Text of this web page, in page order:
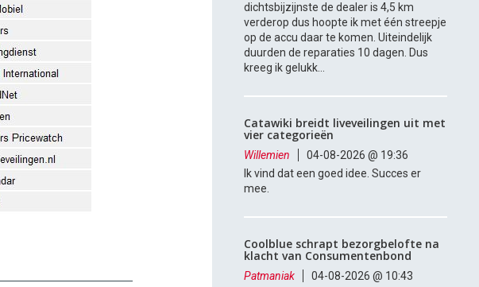
dichtsbijzijnste de dealer is 4,5 km
verderop dus hoopte ik met één streepje
op de accu daar te komen. Uiteindelijk
duurden de reparaties 10 dagen. Dus
kreeg ik gelukk...
Catawiki breidt liveveilingen uit met
vier categorieën
Willemien
04-08-2026 @ 19:36
Ik vind dat een goed idee. Succes er
mee.
Coolblue schrapt bezorgbelofte na
klacht van Consumentenbond
Patmaniak
04-08-2026 @ 10:43